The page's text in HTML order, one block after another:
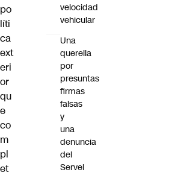
po
líti
ca
ext
eri
or
qu
e
co
m
pl
et
velocidad
vehicular
Una
querella
por
presuntas
firmas
falsas
y
una
denuncia
del
Servel